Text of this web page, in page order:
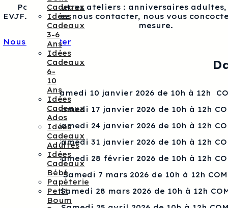
Cadeaux
Idées
Cadeaux
3-6
Ans
Idées
Cadeaux
6-
10
Ans
Idées
Cadeaux
Ados
Idées
Cadeaux
Adultes
Idées
Cadeaux
Bébé
Papèterie
Petit
Boum
Pour les autres ateliers : anniversaires
EVJF…, veuillez nous contacter, nous vous
mesure.
Nous contacter
Samedi 10 janvier 2026 de 10h à 12h
Samedi 17 janvier 2026 de 10h à 12h
Samedi 24 janvier 2026 de 10h à 12h
Samedi 31 janvier 2026 de 10h à 12h
Samedi 28 février 2026 de 10h à 12h
Samedi 7 mars 2026 de 10h à 12h
Samedi 28 mars 2026 de 10h à 12h